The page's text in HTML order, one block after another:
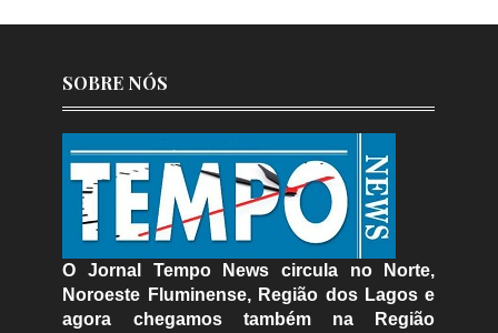
SOBRE NÓS
O Jornal Tempo News circula no Norte,
Noroeste Fluminense, Região dos Lagos e
agora chegamos também na Região